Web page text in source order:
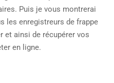
Puis je vous montrerai
les enregistreurs de frappe
et ainsi de récupérer vos
en ligne.